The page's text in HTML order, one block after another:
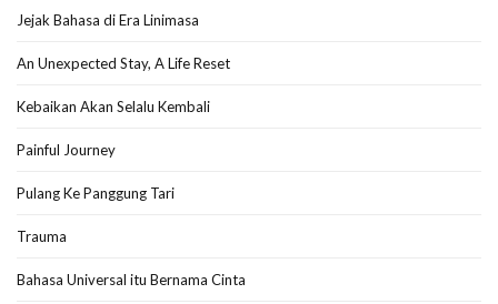
Jejak Bahasa di Era Linimasa
An Unexpected Stay, A Life Reset
Kebaikan Akan Selalu Kembali
Painful Journey
Pulang Ke Panggung Tari
Trauma
Bahasa Universal itu Bernama Cinta